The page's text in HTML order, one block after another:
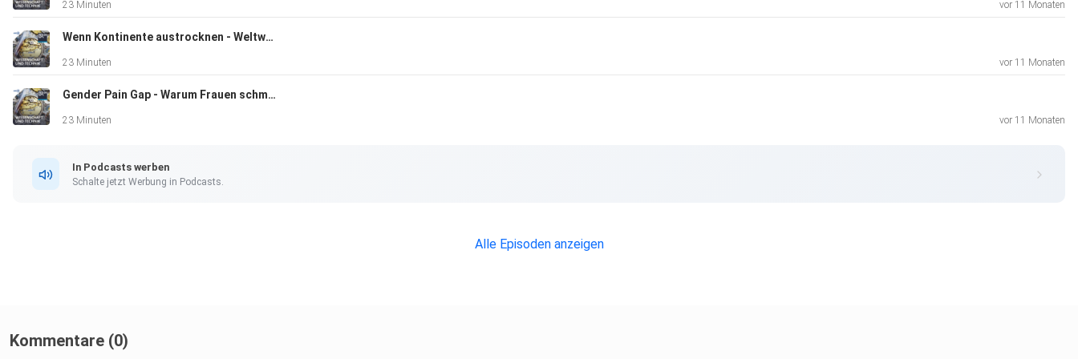
23 Minuten vor 11 Monaten
Wenn Kontinente austrocknen - Weltweit schwindet das Süßwasser
23 Minuten vor 11 Monaten
Gender Pain Gap - Warum Frauen schmerzempfindlicher sind als Männer
23 Minuten vor 11 Monaten
In Podcasts werben
Schalte jetzt Werbung in Podcasts.
Alle Episoden anzeigen
Kommentare (0)